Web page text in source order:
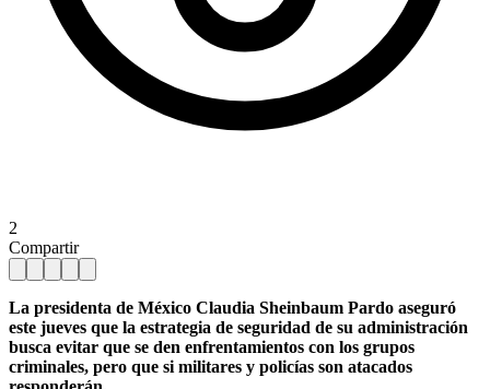
2
Compartir
La presidenta de México Claudia Sheinbaum Pardo aseguró
este jueves que la estrategia de seguridad de su administración
busca evitar que se den enfrentamientos con los grupos
criminales, pero que si militares y policías son atacados